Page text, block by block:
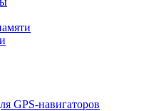
GPS-навигаторов